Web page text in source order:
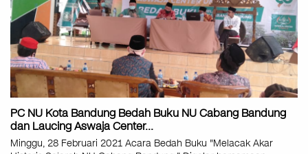
PC NU Kota Bandung Bedah Buku NU Cabang Bandung
dan Laucing Aswaja Center…
Minggu, 28 Februari 2021 Acara Bedah Buku "Melacak Akar